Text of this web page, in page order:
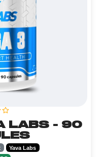
LABS - 90
Yava Labs